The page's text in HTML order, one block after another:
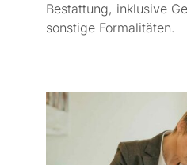
Bestattung, inklusive
sonstige Formalitäten.